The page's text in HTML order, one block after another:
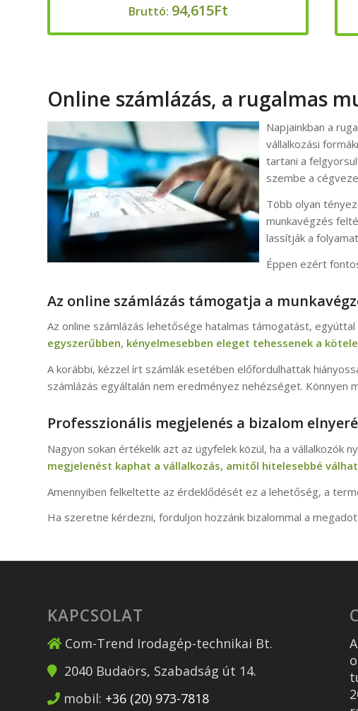
Bruttó: 94,615Ft
Online számlázás, a rugalmas
Napjainkban a
vállalkozási
tartani a
szembe a
Több olyan
munkavégzés
lassítják a
Éppen ezért
Az online számlázás támogatja a
Az online számlázás lehetősége hatalmas támogatást, egyúttal
egyszerűbben, kényelmesebben eleget tehessenek a
A korábbi, kézzel írt számlák esetében előfordulhattak
számlázás egyáltalán nem eredményez nehézséget.
Professzionális megjelenés a bizalom
Nagyon sokan értékelik azt az ügyfelek közül, ha a vállalkozók
megjelenést kaphat a vállalkozás, amitől hitelesebbé
Amennyiben felkeltette az érdeklődését ez a lehetőség, a
Ha szeretne kérdezni, forduljon hozzánk bizalommal a
KAPCSOLAT
Com-Trend Irodagép-technikai Bt.
2040 Budaörs, Szabadság út 14.
mobil: +36 (20) 973-7818